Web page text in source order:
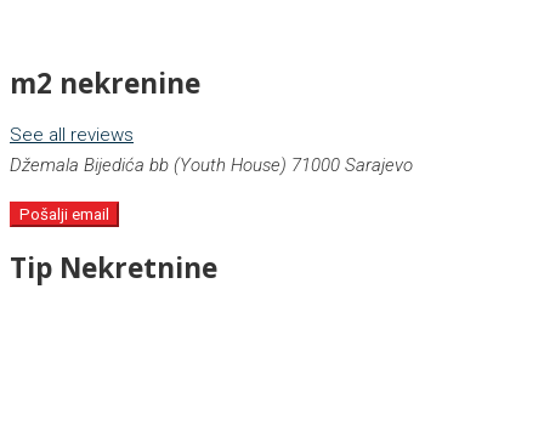
m2 nekrenine
See all reviews
Džemala Bijedića bb (Youth House) 71000 Sarajevo
Pošalji email
Tip Nekretnine